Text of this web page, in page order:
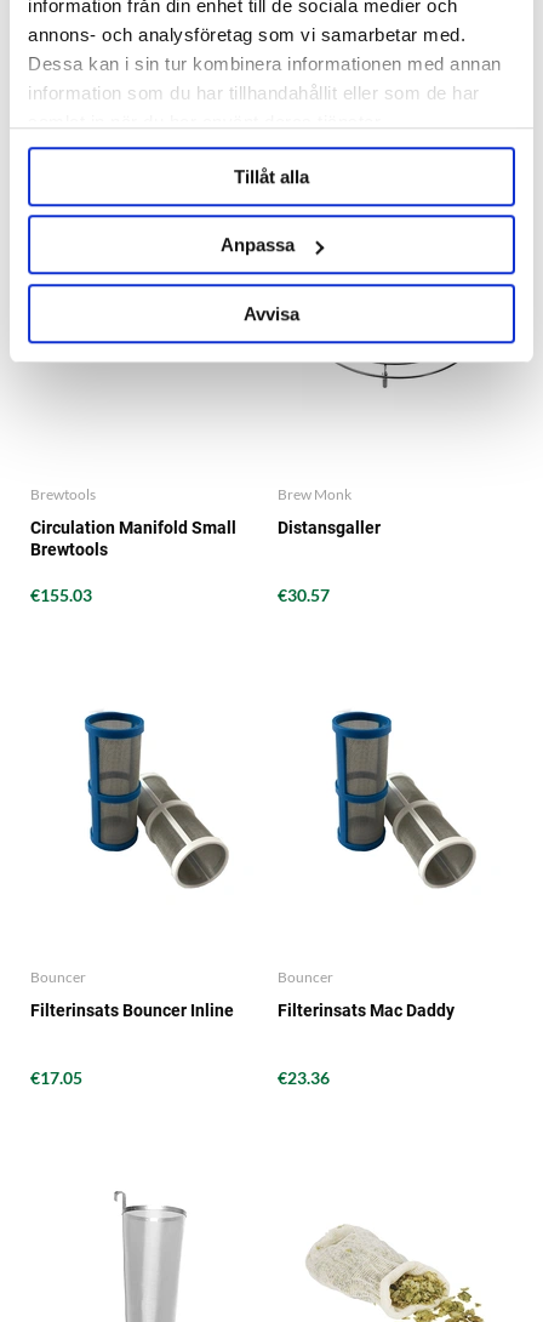
information från din enhet till de sociala medier och
annons- och analysföretag som vi samarbetar med.
Dessa kan i sin tur kombinera informationen med annan
information som du har tillhandahållit eller som de har
Tillåt alla
Anpassa
Avvisa
Brewtools
Circulation Manifold Large
Brewtools
Slut i lager
Brewtools
Circulation Manifold Medium
Brewtools
Brewtools
Circulation Manifold Small
Brewtools
€155.03
Brew Monk
Distansgaller
€30.57
Bouncer
Filterinsats Bouncer Inline
€17.05
Bouncer
Filterinsats Mac Daddy
€23.36